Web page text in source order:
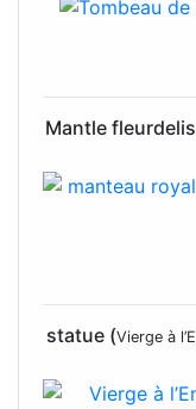
Mantle
statue (Vierge à